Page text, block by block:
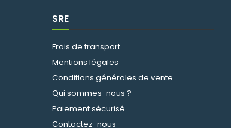
SRE
Frais de transport
Mentions légales
Conditions générales de vente
Qui sommes-nous ?
Paiement sécurisé
Contactez-nous